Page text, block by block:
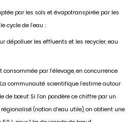
par les sols et évapotranspirée par les
cycle de l’eau ;
dépolluer les effluents et les recycler, eau
consommée par l’élevage, en concurrence
communauté scientifique l’estime autour
de bœuf. Si l’on pondère ce chiffre par un
(notion d’eau utile), on obtient une